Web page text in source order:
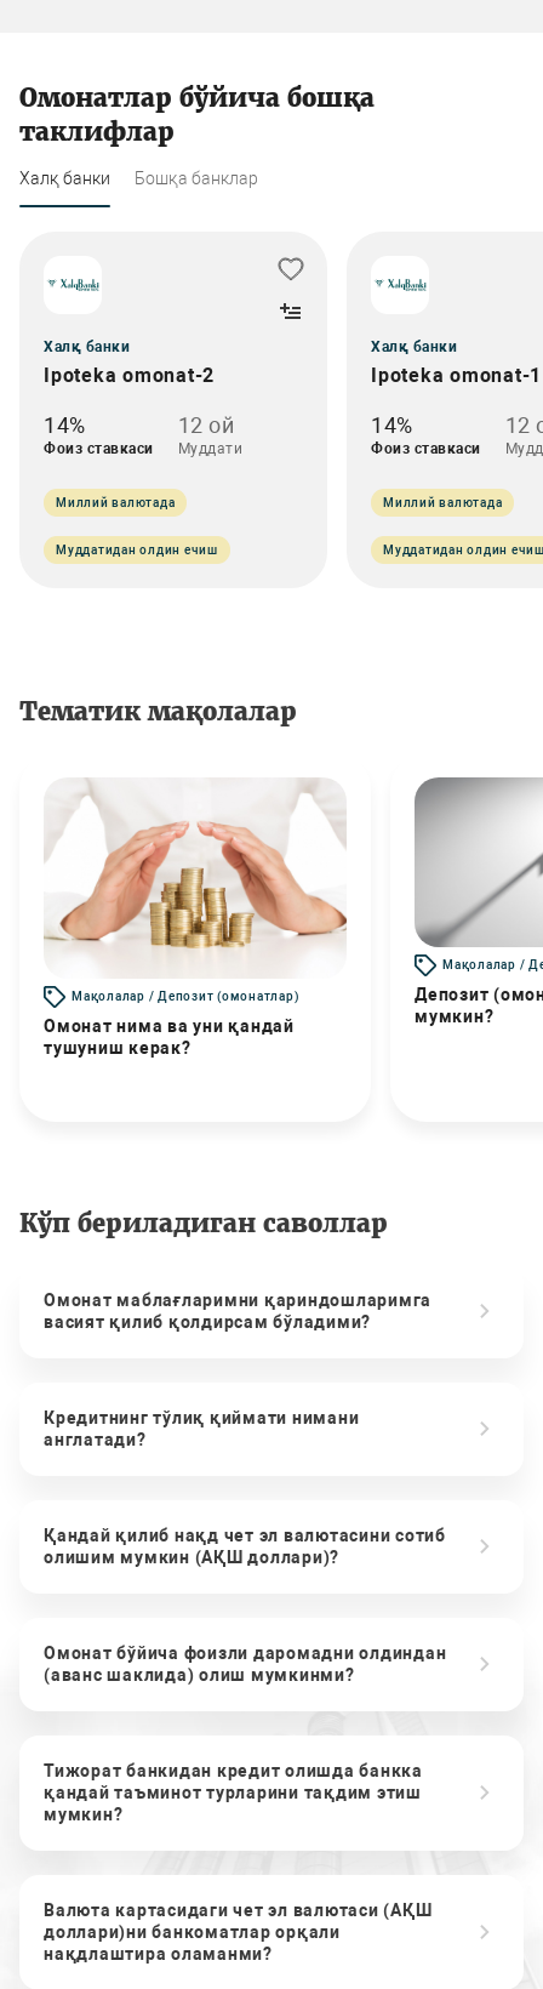
Омонатлар бўйича бошқа
таклифлар
Халқ банки Бошқа банклар
Халқ банки
Ipoteka omonat-2
14%
Фоиз ставкаси
12 ой
Муддати
Миллий валютада
Муддатидан олдин ечиш
Халқ банки
Ipoteka omonat-1
14%
Фоиз ставкаси
12
Миллий валютада
Муддатидан олдин
Тематик мақолалар
Мақолалар / Депозит (омонатлар)
Омонат нима ва уни қандай
тушуниш керак?
Мақолалар /
Депозит
мумкин?
Кўп бериладиган саволлар
Омонат маблағларимни қариндошларимга
васият қилиб қолдирсам бўладими?
Кредитнинг тўлиқ қиймати нимани
англатади?
Қандай қилиб нақд чет эл валютасини сотиб
олишим мумкин (АҚШ доллари)?
Омонат бўйича фоизли даромадни олдиндан
(аванс шаклида) олиш мумкинми?
Тижорат банкидан кредит олишда банкка
қандай таъминот турларини тақдим этиш
мумкин?
Валюта картасидаги чет эл валютаси (АҚШ
доллари)ни банкоматлар орқали
нақдлаштира оламанми?